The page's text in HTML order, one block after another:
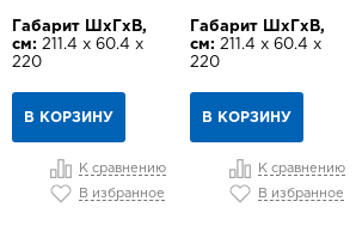
Габарит ШхГхВ,
см: 211.4 х 60.4 х
220
В КОРЗИНУ
К сравнению
В избранное
Габарит ШхГхВ,
см: 211.4 х 60.4 х
220
В КОРЗИНУ
К сравнению
В избранное